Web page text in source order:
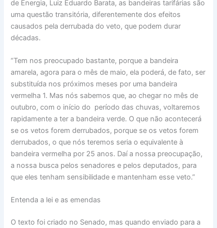
de Energia, Luiz Eduardo Barata, as bandeiras tarifárias são
uma questão transitória, diferentemente dos efeitos
causados pela derrubada do veto, que podem durar
décadas.
“Tem nos preocupado bastante, porque a bandeira
amarela, agora para o mês de maio, ela poderá, de fato, ser
substituída nos próximos meses por uma bandeira
vermelha 1. Mas nós sabemos que, ao chegar no mês de
outubro, com o início do período das chuvas, voltaremos
rapidamente a ter a bandeira verde. O que não acontecerá
se os vetos forem derrubados, porque se os vetos forem
derrubados, o que nós teremos seria o equivalente à
bandeira vermelha por 25 anos. Daí a nossa preocupação,
a nossa busca pelos senadores e pelos deputados, para
que eles tenham sensibilidade e mantenham esse veto.”
Entenda a lei e as emendas
O texto foi criado no Senado, mas quando enviado para a